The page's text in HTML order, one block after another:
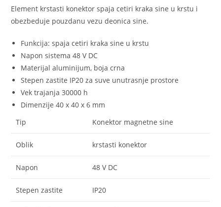
Element krstasti konektor spaja cetiri kraka sine u krstu i
obezbeduje pouzdanu vezu deonica sine.
Funkcija: spaja cetiri kraka sine u krstu
Napon sistema 48 V DC
Materijal aluminijum, boja crna
Stepen zastite IP20 za suve unutrasnje prostore
Vek trajanja 30000 h
Dimenzije 40 x 40 x 6 mm
Tip
Konektor magnetne sine
Oblik krstasti konektor
Napon 48 V DC
Stepen zastite IP20